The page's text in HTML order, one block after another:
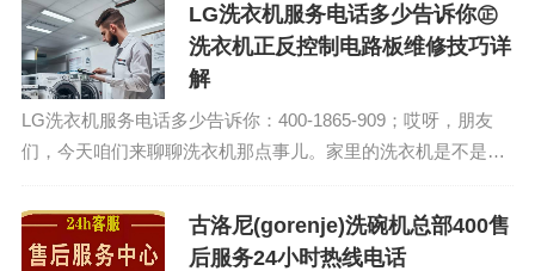
LG洗衣机服务电话多少告诉你㊣
洗衣机正反控制电路板维修技巧详
解
LG洗衣机服务电话多少告诉你：400-1865-909；哎呀，朋友
们，今天咱们来聊聊洗衣机那点事儿。家里的洗衣机是不是有
秘洗衣机正反控制电路板维修...
古洛尼(gorenje)洗碗机总部400售
后服务24小时热线电话